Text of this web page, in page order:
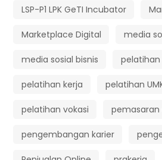
LSP-P1 LPK GeTI Incubator
Marketplace Digital media
media sosial bisnis pelatihan
pelatihan kerja pelatihan
pelatihan vokasi pemasaran
pengembangan karier